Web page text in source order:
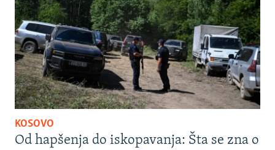
KOSOVO
Od hapšenja do iskopavanja: Šta se zna o